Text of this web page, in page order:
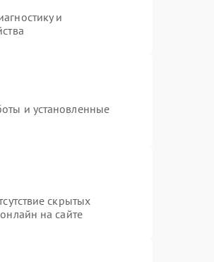
и
и установленные
скрытых
на сайте